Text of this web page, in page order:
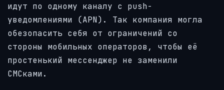
идут по одному каналу с push-
уведомлениями (APN). Так компания могла
обезопасить себя от ограничений со
стороны мобильных операторов, чтобы её
простенький мессенджер не заменили
СМСками.